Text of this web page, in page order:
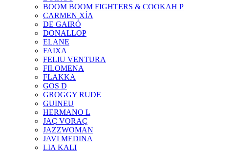
BOOM BOOM FIGHTERS & COOKAH P
CARMEN XÍA
DE GAIRÓ
DONALLOP
ELANE
FAIXA
FELIU VENTURA
FILOMENA
FLAKKA
GOS D
GROGGY RUDE
GUINEU
HERMANO L
JAÇ VORAÇ
JAZZWOMAN
JAVI MEDINA
LIA KALI